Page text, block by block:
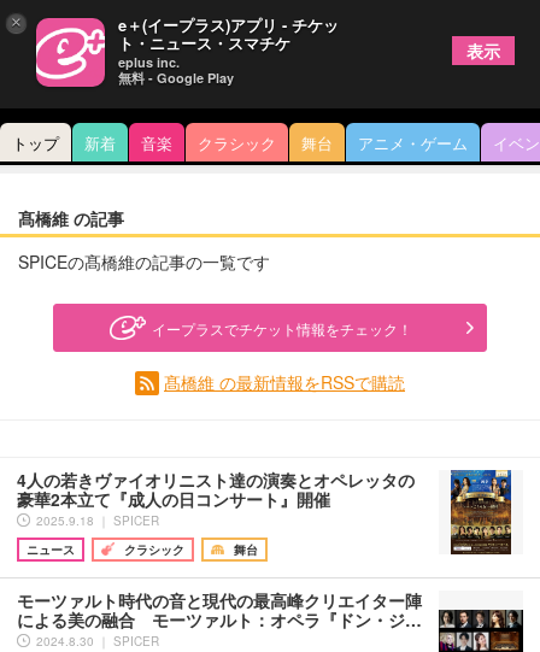
トップ 新着 音楽 クラシック 舞台 アニメ・ゲーム イベ
髙橋維 の記事
SPICEの髙橋維の記事の一覧です
イープラスでチケット情報をチェック！
髙橋維 の最新情報をRSSで購読
4人の若きヴァイオリニスト達の演奏とオペレッタの
豪華2本立て『成人の日コンサート』開催
2025.9.18 ｜ SPICER
ニュース
クラシック 舞台
モーツァルト時代の音と現代の最高峰クリエイター陣
による美の融合 モーツァルト：オペラ『ドン・ジ…
2024.8.30 ｜ SPICER
× e＋(イープラス)アプリ - チケッ
ト・ニュース・スマチケ
eplus inc.
無料 - Google Play
表示